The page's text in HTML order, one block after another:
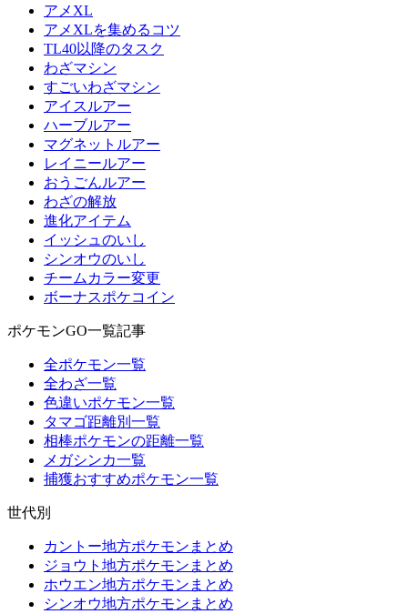
アメXL
アメXLを集めるコツ
TL40以降のタスク
わざマシン
すごいわざマシン
アイスルアー
ハーブルアー
マグネットルアー
レイニールアー
おうごんルアー
わざの解放
進化アイテム
イッシュのいし
シンオウのいし
チームカラー変更
ボーナスポケコイン
ポケモンGO一覧記事
全ポケモン一覧
全わざ一覧
色違いポケモン一覧
タマゴ距離別一覧
相棒ポケモンの距離一覧
メガシンカ一覧
捕獲おすすめポケモン一覧
世代別
カントー地方ポケモンまとめ
ジョウト地方ポケモンまとめ
ホウエン地方ポケモンまとめ
シンオウ地方ポケモンまとめ